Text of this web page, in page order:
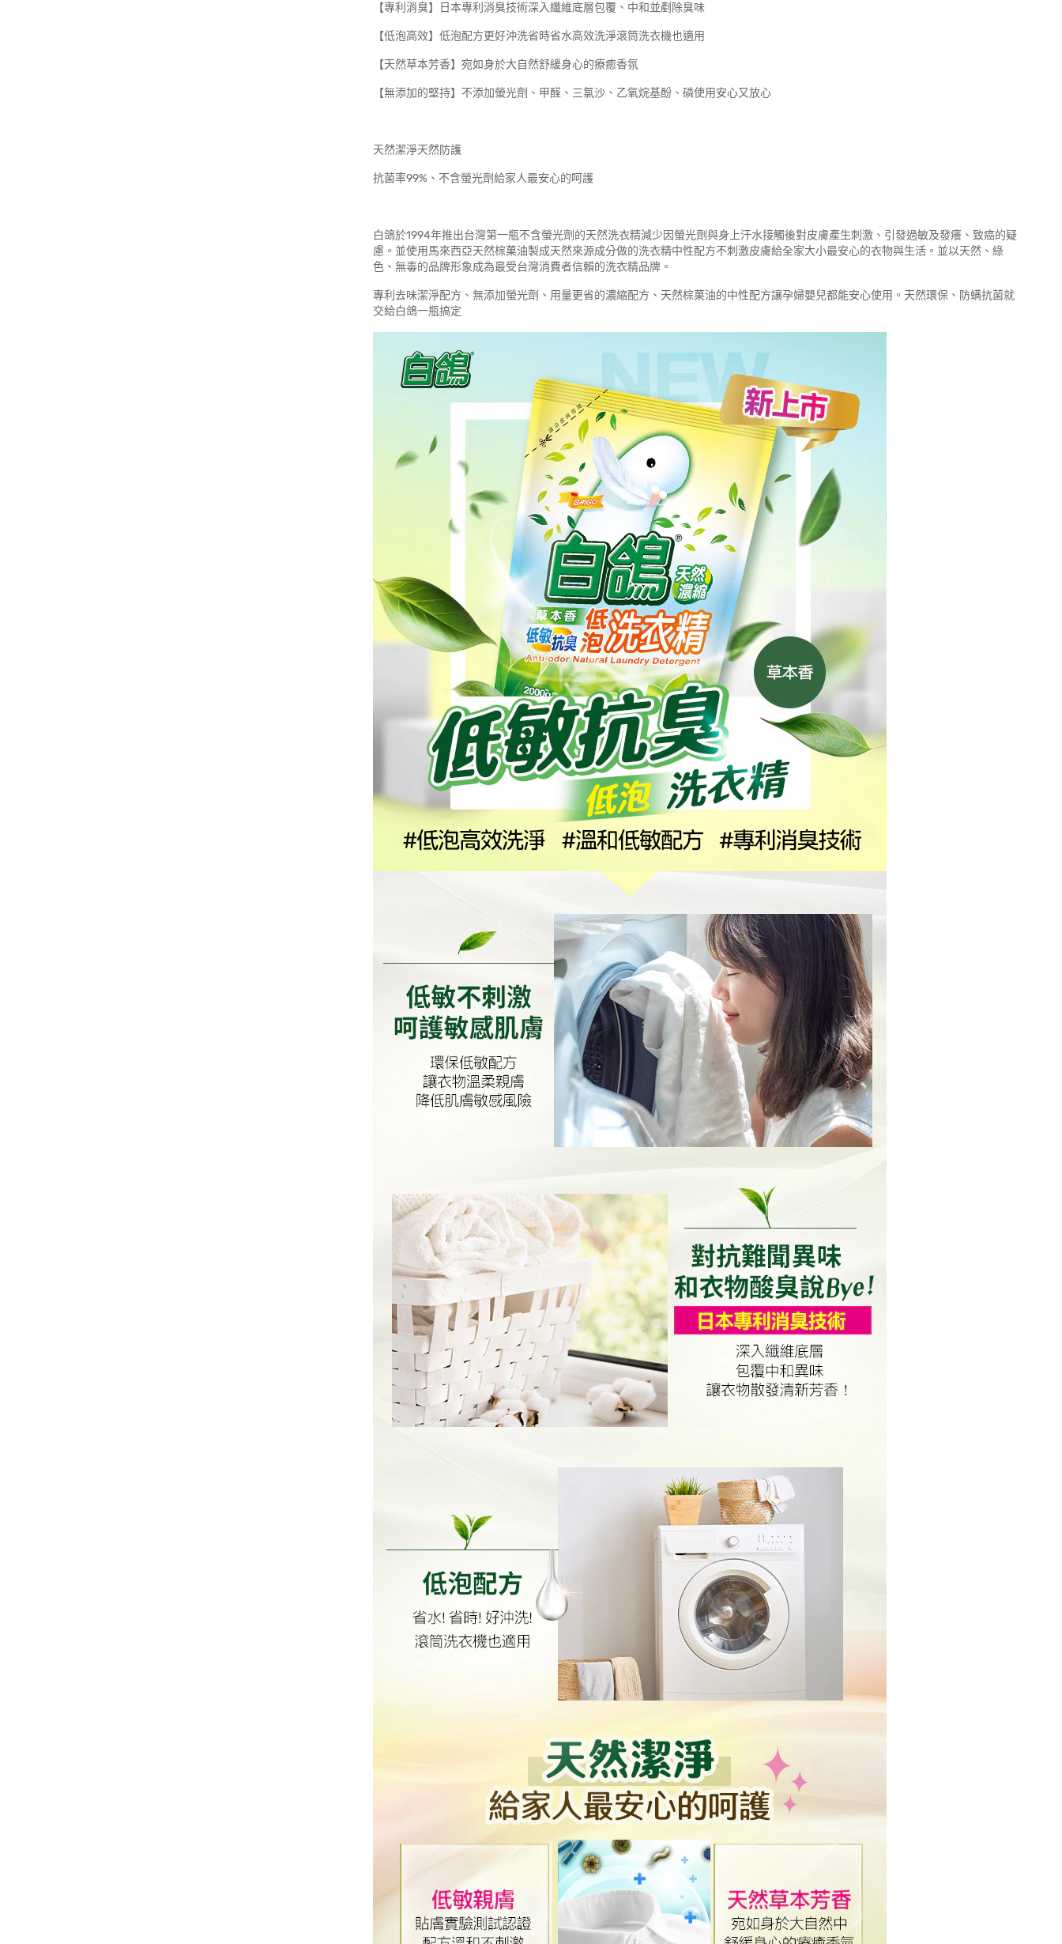
【專利消臭】日本專利消臭技術深入纖維底層包覆、中和並剷除臭味
【低泡高效】低泡配方更好沖洗省時省水高效洗淨滾筒洗衣機也適用
【天然草本芳香】宛如身於大自然舒緩身心的療癒香氛
【無添加的堅持】不添加螢光劑、甲醛、三氯沙、乙氧烷基酚、磷使用安心又放心
天然潔淨天然防護
抗菌率99%、不含螢光劑給家人最安心的呵護
白鴿於1994年推出台灣第一瓶不含螢光劑的天然洗衣精減少因螢光劑與身上汗水接觸後對皮膚產生刺激、引發過敏及發癢、致癌的疑
慮。並使用馬來西亞天然棕菓油製成天然來源成分做的洗衣精中性配方不刺激皮膚給全家大小最安心的衣物與生活。並以天然、綠
色、無毒的品牌形象成為最受台灣消費者信賴的洗衣精品牌。
專利去味潔淨配方、無添加螢光劑、用量更省的濃縮配方、天然棕菓油的中性配方讓孕婦嬰兒都能安心使用。天然環保、防螨抗菌就
交給白鴿一瓶搞定